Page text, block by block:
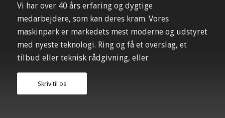
Vi har over 40 års erfaring og dygtige
medarbejdere, som kan deres kram. Vores
maskinpark er markedets mest moderne og udstyret
med nyeste teknologi. Ring og få et overslag, et
tilbud eller teknisk rådgivning, eller
Skriv til os